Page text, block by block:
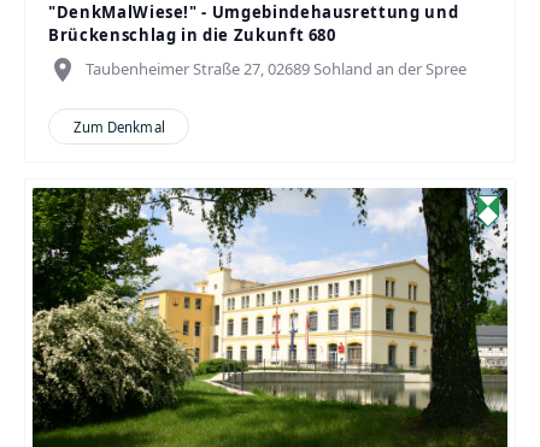
"DenkMalWiese!" - Umgebindehausrettung und
Brückenschlag in die Zukunft 680
place Taubenheimer Straße 27, 02689 Sohland an der Spree
Zum Denkmal